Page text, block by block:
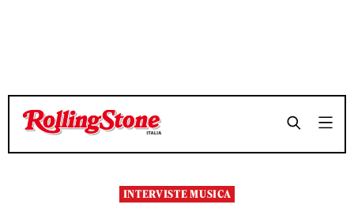
TEMPO DI LETTURA 7 MINUTI SHARE
TEMPO DI LETTURA 7 MINUTI SHARE
INTERVISTE MUSICA